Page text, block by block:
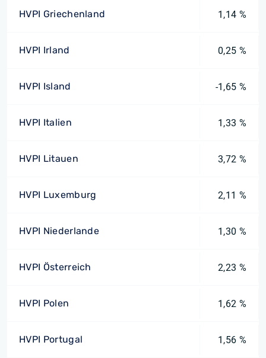
HVPI Griechenland 1,14 %
HVPI Irland 0,25 %
HVPI Island -1,65 %
HVPI Italien 1,33 %
HVPI Litauen 3,72 %
HVPI Luxemburg 2,11 %
HVPI Niederlande 1,30 %
HVPI Österreich 2,23 %
HVPI Polen 1,62 %
HVPI Portugal 1,56 %